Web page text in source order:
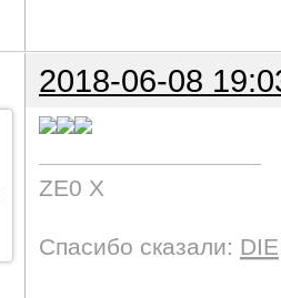
2018-06-08
ZE0 X
Спасибо сказали: DIE